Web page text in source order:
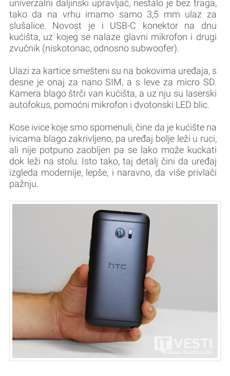
univerzalni daljinski upravljač, nestalo je bez traga,
tako da na vrhu imamo samo 3,5 mm ulaz za
slušalice. Novost je i USB-C konektor na dnu
kućišta, uz kojeg se nalaze glavni mikrofon i drugi
zvučnik (niskotonac, odnosno subwoofer).
Ulazi za kartice smešteni su na bokovima uređaja, s
desne je onaj za nano SIM, a s leve za micro SD.
Kamera blago štrči van kućišta, a uz nju su laserski
autofokus, pomoćni mikrofon i dvotonski LED blic.
Kose ivice koje smo spomenuli, čine da je kućište na
ivicama blago zakrivljeno, pa uređaj bolje leži u ruci,
ali nije potpuno zaobljen pa se lako može kuckati
dok leži na stolu. Isto tako, taj detalj čini da uređaj
izgleda modernije, lepše, i naravno, da više privlači
pažnju.